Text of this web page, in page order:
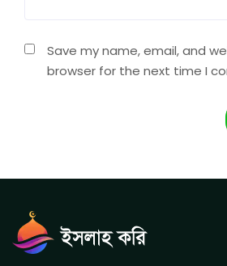
Save my name, email, and
browser for the next time I